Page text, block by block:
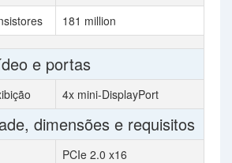
181 million
e portas
4x mini-DisplayPort
dimensões e requisitos
PCIe 2.0 x16